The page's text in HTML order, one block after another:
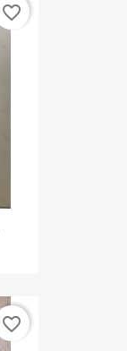
favorite_border
favorite_border